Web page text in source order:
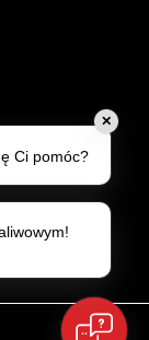
✕
Ci pomóc?